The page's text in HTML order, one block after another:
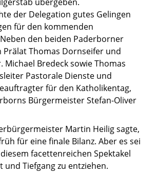
der Delegation gutes Gelingen
für den kommenden
den beiden Paderborner
Prälat Thomas Dornseifer und
Michael Bredeck sowie Thomas
Pastorale Dienste und
für den Katholikentag,
Bürgermeister Stefan-Oliver
Martin Heilig sagte,
für eine finale Bilanz. Aber es sei
facettenreichen Spektakel
und Tiefgang zu entziehen.